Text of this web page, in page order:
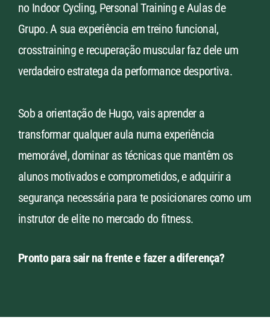
no Indoor Cycling, Personal Training e Aulas de
Grupo. A sua experiência em treino funcional,
crosstraining e recuperação muscular faz dele um
verdadeiro estratega da performance desportiva.
Sob a orientação de Hugo, vais aprender a
transformar qualquer aula numa experiência
memorável, dominar as técnicas que mantêm os
alunos motivados e comprometidos, e adquirir a
segurança necessária para te posicionares como um
instrutor de elite no mercado do fitness.
Pronto para sair na frente e fazer a diferença?